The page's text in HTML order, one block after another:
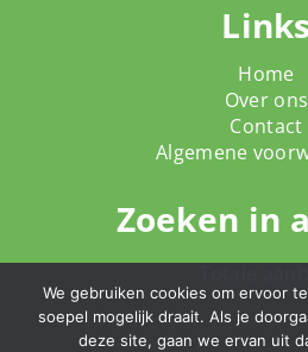
Links
Home
Over ons
Contact
Algemene
Zoeken in
We gebruiken cookies om ervoor
soepel mogelijk draait. Als je
deze site, gaan we ervan uit